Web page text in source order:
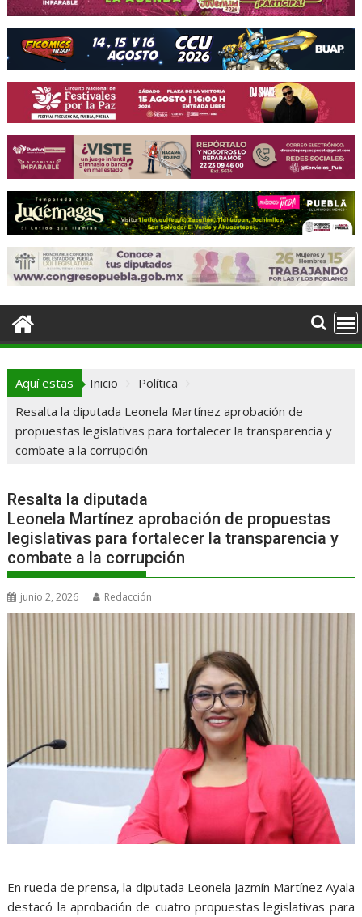
Aquí estas Inicio
Política
Resalta la diputada Leonela Martínez aprobación de
propuestas legislativas para fortalecer la transparencia y
combate a la corrupción
Resalta la diputada
Leonela Martínez aprobación de propuestas
legislativas para fortalecer la transparencia y
combate a la corrupción
junio 2, 2026 Redacción
En rueda de prensa, la diputada Leonela Jazmín Martínez Ayala
destacó la aprobación de cuatro propuestas legislativas para